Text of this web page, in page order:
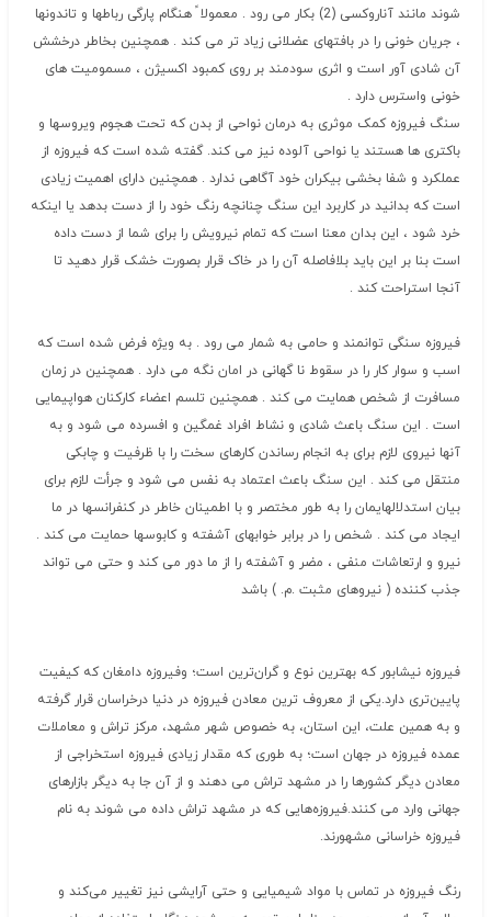
شوند مانند آناروکسی (2) بکار می رود . معمولا ً هنگام پارگی رباطها و تاندونها
، جریان خونی را در بافتهای عضلانی زیاد تر می کند . همچنین بخاطر درخشش
آن شادی آور است و اثری سودمند بر روی کمبود اکسیژن ، مسمومیت های
خونی واسترس دارد .
سنگ فیروزه کمک موثری به درمان نواحی از بدن که تحت هجوم ویروسها و
باکتری ها هستند یا نواحی آلوده نیز می کند. گفته شده است که فیروزه از
عملکرد و شفا بخشی بیکران خود آگاهی ندارد . همچنین دارای اهمیت زیادی
است که بدانید در کاربرد این سنگ چنانچه رنگ خود را از دست بدهد یا اینکه
خرد شود ، این بدان معنا است که تمام نیرویش را برای شما از دست داده
است بنا بر این باید بلافاصله آن را در خاک قرار بصورت خشک قرار دهید تا
آنجا استراحت کند .
فیروزه سنگی توانمند و حامی به شمار می رود . به ویژه فرض شده است که
اسب و سوار کار را در سقوط نا گهانی در امان نگه می دارد . همچنین در زمان
مسافرت از شخص همایت می کند . همچنین تلسم اعضاء کارکنان هواپیمایی
است . این سنگ باعث شادی و نشاط افراد غمگین و افسرده می شود و به
آنها نیروی لازم برای به انجام رساندن کارهای سخت را با ظرفیت و چابکی
منتقل می کند . این سنگ باعث اعتماد به نفس می شود و جرأت لازم برای
بیان استدلالهایمان را به طور مختصر و با اطمینان خاطر در کنفرانسها در ما
ایجاد می کند . شخص را در برابر خوابهای آشفته و کابوسها حمایت می کند .
نیرو و ارتعاشات منفی ، مضر و آشفته را از ما دور می کند و حتی می تواند
جذب کننده ( نیروهای مثبت .م. ) باشد
فیروزه‌ نیشابور که‌ بهترین‌ نوع‌ و گران‌ترین‌ است؛ وفیروزه‌ دامغان‌ که‌ کیفیت‌
پایین‌تری‌ دارد.یکی‌ از معروف‌ ترین‌ معادن‌ فیروزه‌ در دنیا درخراسان‌ قرار گرفته‌
و به‌ همین‌ علت، این‌ استان، به‌ خصوص‌ شهر مشهد، مرکز تراش‌ و معاملات‌
عمده‌ فیروزه‌ در جهان‌ است؛ به‌ طوری‌ که‌ مقدار زیادی‌ فیروزه‌ استخراجی‌ از
معادن‌ دیگر کشورها را در مشهد تراش‌ می‌ دهند و از آن‌ جا به‌ دیگر بازارهای‌
جهانی‌ وارد می‌ کنند.فیروزه‌هایی‌ که‌ در مشهد تراش‌ داده‌ می ‌شوند به‌ نام‌
فیروزه‌ خراسانی‌ مشهورند.
رنگ‌ فیروزه‌ در تماس‌ با مواد شیمیایی‌ و حتی‌ آرایشی‌ نیز تغییر می‌کند و